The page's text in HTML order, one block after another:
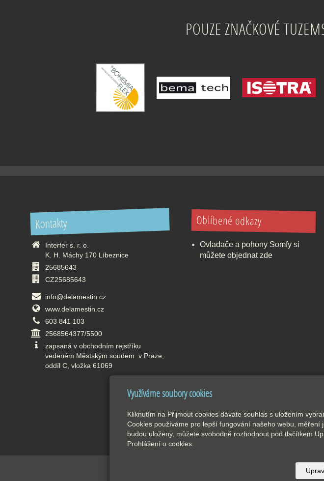
POUZE ZNAČKOVÉ
Kontakty
Interfer s. r. o.
K. H. Máchy 170 Líbeznice
25685643
CZ25685643
info@delamestin.cz
www.delamestin.cz
603 841 103
2568564377/5500
zapsaná v obchodním rejstříku
vedeném Městským soudem v Praze,
oddíl C, vložka 61069
Oblíbené odkazy
Ovladače a pohony Somfy si
můžete objednat zde
Interfer
Využíváme soubory cookies
Kliknutím na Přijmout cookies dáváte souhlas s uložením
Cookies používáme pro lepší fungování našeho webu,
budou uloženy, můžete svobodně rozhodnout pod tlačítkem
Prohlášení o cookies.